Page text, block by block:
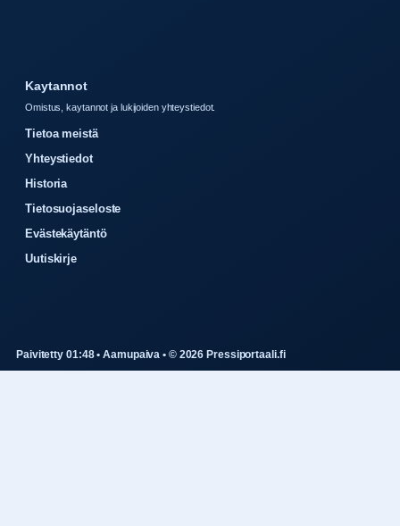
Kaytannot
Omistus, kaytannot ja lukijoiden yhteystiedot.
Tietoa meistä
Yhteystiedot
Historia
Tietosuojaseloste
Evästekäytäntö
Uutiskirje
Paivitetty 01:48 • Aamupaiva • © 2026 Pressiportaali.fi